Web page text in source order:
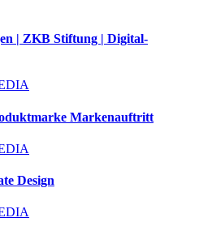
| ZKB Stiftung | Digital-
Markenauftritt
Design